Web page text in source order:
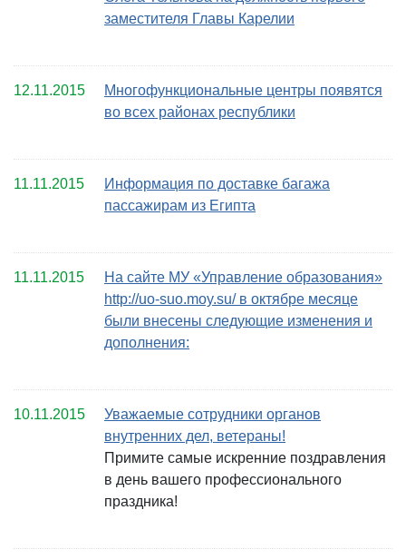
заместителя Главы Карелии
12.11.2015
Многофункциональные центры появятся
во всех районах республики
11.11.2015
Информация по доставке багажа
пассажирам из Египта
11.11.2015
На сайте МУ «Управление образования»
http://uo-suo.moy.su/ в октябре месяце
были внесены следующие изменения и
дополнения:
10.11.2015
Уважаемые сотрудники органов
внутренних дел, ветераны!
Примите самые искренние поздравления
в день вашего профессионального
праздника!